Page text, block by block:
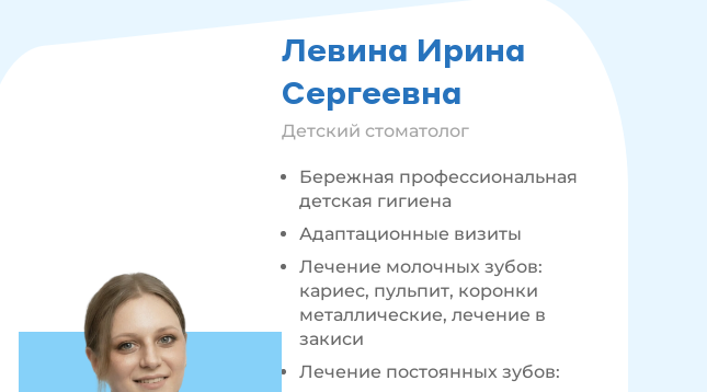
Левина Ирина
Сергеевна
Детский стоматолог
Бережная профессиональная
детская гигиена
Адаптационные визиты
Лечение молочных зубов:
кариес, пульпит, коронки
металлические, лечение в
закиси
Лечение постоянных зубов: